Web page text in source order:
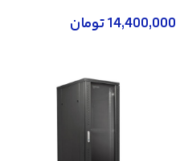
14,400,000تومان